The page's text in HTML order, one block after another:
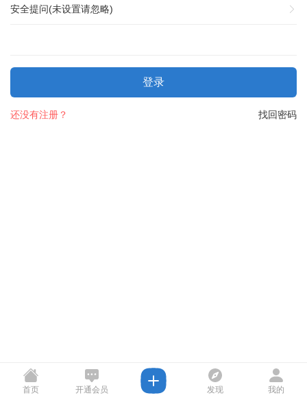
安全提问(未设置请忽略)
登录
找回密码
还没有注册？
首页 开通会员 发现 我的